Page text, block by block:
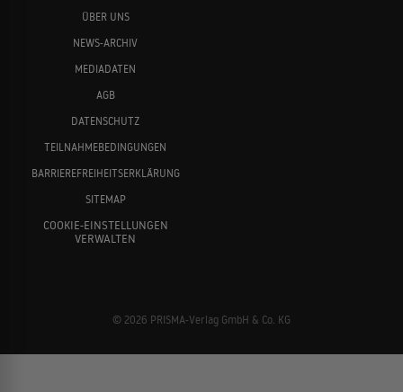
ÜBER UNS
NEWS-ARCHIV
MEDIADATEN
AGB
DATENSCHUTZ
TEILNAHMEBEDINGUNGEN
BARRIEREFREIHEITSERKLÄRUNG
SITEMAP
COOKIE-EINSTELLUNGEN
VERWALTEN
© 2026 PRISMA-Verlag GmbH & Co. KG